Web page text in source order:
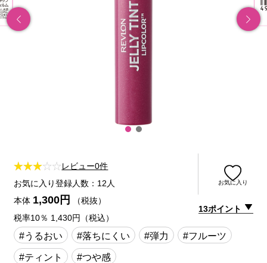
レビュー0件
お気に入り登録人数：12人
お気に入り
本体 1,300円
（税抜）
税率10％ 1,430円（税込）
13ポイント
#うるおい #落ちにくい #弾力
#フルーツ
#ティント
#つや感